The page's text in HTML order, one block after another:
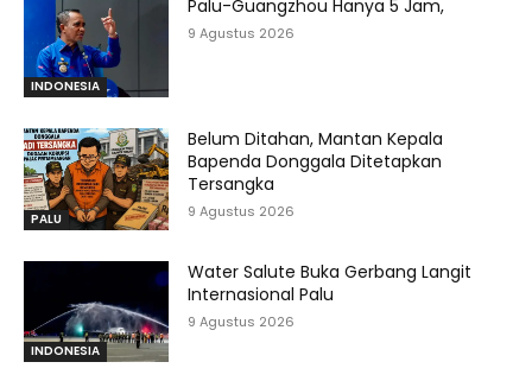
INDONESIA
Palu-Guangzhou Hanya 5 Jam,
9 Agustus 2026
PALU
Belum Ditahan, Mantan Kepala
Bapenda Donggala Ditetapkan
Tersangka
9 Agustus 2026
INDONESIA
Water Salute Buka Gerbang Langit
Internasional Palu
9 Agustus 2026